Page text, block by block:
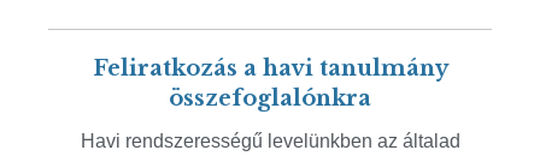
Feliratkozás a havi tanulmány
összefoglalónkra
Havi rendszerességű levelünkben az általad